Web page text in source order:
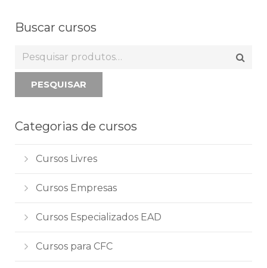
Buscar cursos
PESQUISAR
Categorias de cursos
Cursos Livres
Cursos Empresas
Cursos Especializados EAD
Cursos para CFC